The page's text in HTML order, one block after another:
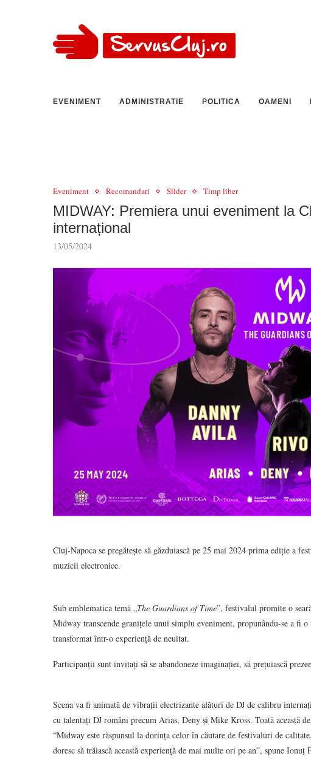
EVENIMENT ADMINISTRATIE POLITICA OAMENI
Eveniment Recomandari Slider Timp liber
MIDWAY: Premiera unui eveniment la
internațional
13/05/2024
Cluj-Napoca se pregătește să găzduiască pe 25 mai 2024 prima ediție a
muzicii electronice.
Sub emblematica temă „The Guardians of Time”, festivalul promite o
Midway transcende granițele unui simplu eveniment, propunându-se a fi
transformat într-o experiență de neuitat.
Participanții sunt invitați să se abandoneze imaginației, să prețuiască
Scena va fi animată de vibrații electrizante alături de DJ de calibru
cu talentați DJ români precum Arias, Deny și Mike Kross. Toată această
“Midway este răspunsul la dorința celor în căutare de festivaluri de
doresc să trăiască această experiență de mai multe ori pe an”, spune